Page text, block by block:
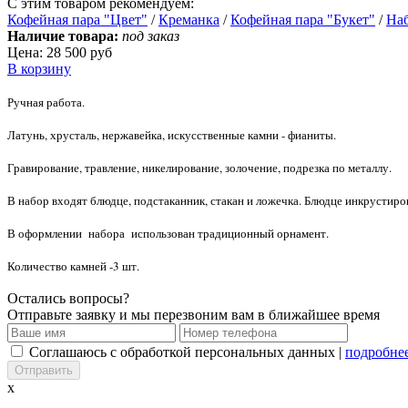
Кофейная пара "Цвет" /Креманка /Кофейная пара "Букет" /
Наличие товара: под заказ
Цена: 28 500 руб
В корзину
Ручная работа.
Латунь, хрусталь, нержавейка, искусственные камни - фианиты.
Гравирование, травление, никелирование, золочение, подрезка по металлу.
В набор входят блюдце, подстаканник, стакан и ложечка. Блюдце
В оформлении набора использован традиционный орнамент.
Количество камней -3 шт.
Остались вопросы?
Отправьте заявку и мы перезвоним вам в ближайшее время
Соглашаюсь с обработкой персональных данных |
x